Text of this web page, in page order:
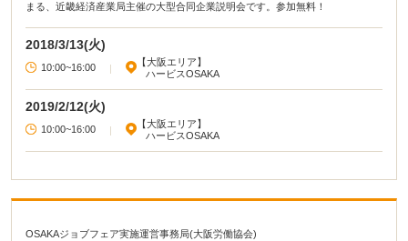
まる、近畿経済産業局主催の大型合同企業説明会です。参加無料！
2018/3/13(火)
10:00~16:00 |
【大阪エリア】
ハービスOSAKA
2019/2/12(火)
10:00~16:00 |
【大阪エリア】
ハービスOSAKA
OSAKAジョブフェア実施運営事務局(大阪労働協会)